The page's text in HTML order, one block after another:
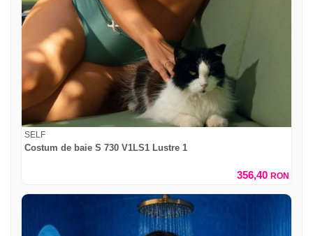
SELF
Costum de baie S 730 V1LS1 Lustre 1
356,40 RON